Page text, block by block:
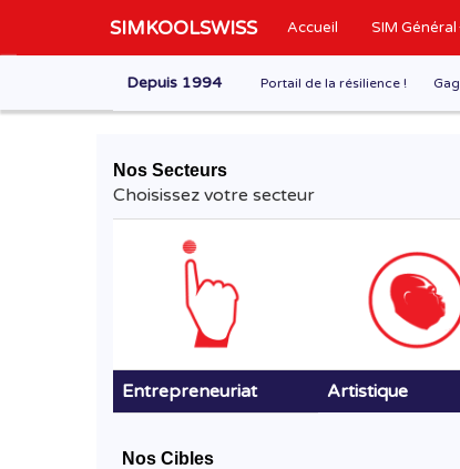
SIMKOOLSWISS Accueil SIM Général
Depuis 1994 Portail de la résilience !
Nos Secteurs
Choisissez votre secteur
Entrepreneuriat Artistique
Nos Cibles